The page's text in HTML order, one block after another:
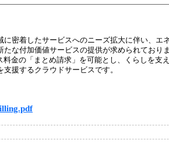
に密着したサービスへのニーズ拡大に伴い、エ
な付加価値サービスの提供が求められており
金の「まとめ請求」を可能とし、くらしを支
援するクラウドサービスです。